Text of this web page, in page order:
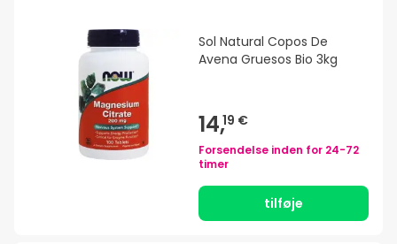
Sol Natural Copos De
Avena Gruesos Bio 3kg
14,19 €
Forsendelse inden for 24-72
timer
tilføje